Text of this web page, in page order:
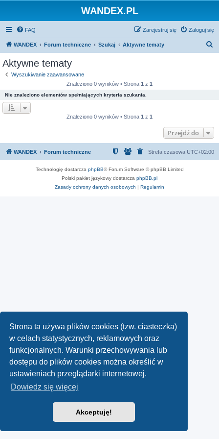
Strona ta używa plików cookies (tzw. ciasteczka)
w celach statystycznych, reklamowych oraz
funkcjonalnych. Warunki przechowywania lub
dostępu do plików cookies można określić w
ustawieniach przeglądarki internetowej.
Dowiedz się więcej
Akceptuję!
WANDEX.PL
FAQ Zaloguj się
Zarejestruj się
WANDEX Forum techniczne Szukaj Aktywne tematy
Aktywne tematy
Wyszukiwanie zaawansowane
Znaleziono 0 wyników • Strona 1 z 1
Nie znaleziono elementów spełniających kryteria szukania.
Znaleziono 0 wyników • Strona 1 z 1
Przejdź do
WANDEX Forum techniczne Strefa czasowa UTC+02:00
Technologię dostarcza phpBB® Forum Software © phpBB Limited
Polski pakiet językowy dostarcza phpBB.pl
Zasady ochrony danych osobowych | Regulamin